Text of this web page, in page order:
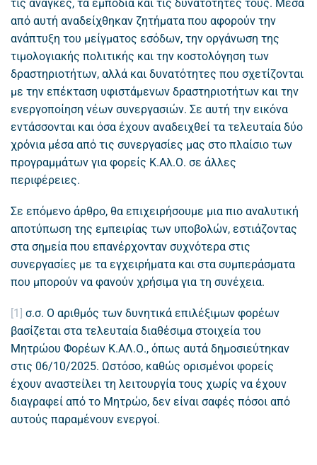
τις ανάγκες, τα εμπόδια και τις δυνατότητές τους. Μέσα
από αυτή αναδείχθηκαν ζητήματα που αφορούν την
ανάπτυξη του μείγματος εσόδων, την οργάνωση της
τιμολογιακής πολιτικής και την κοστολόγηση των
δραστηριοτήτων, αλλά και δυνατότητες που σχετίζονται
με την επέκταση υφιστάμενων δραστηριοτήτων και την
ενεργοποίηση νέων συνεργασιών. Σε αυτή την εικόνα
εντάσσονται και όσα έχουν αναδειχθεί τα τελευταία δύο
χρόνια μέσα από τις συνεργασίες μας στο πλαίσιο των
προγραμμάτων για φορείς Κ.Αλ.Ο. σε άλλες
περιφέρειες.
Σε επόμενο άρθρο, θα επιχειρήσουμε μια πιο αναλυτική
αποτύπωση της εμπειρίας των υποβολών, εστιάζοντας
στα σημεία που επανέρχονταν συχνότερα στις
συνεργασίες με τα εγχειρήματα και στα συμπεράσματα
που μπορούν να φανούν χρήσιμα για τη συνέχεια.
[1] σ.σ. Ο αριθμός των δυνητικά επιλέξιμων φορέων
βασίζεται στα τελευταία διαθέσιμα στοιχεία του
Μητρώου Φορέων Κ.ΑΛ.Ο., όπως αυτά δημοσιεύτηκαν
στις 06/10/2025. Ωστόσο, καθώς ορισμένοι φορείς
έχουν αναστείλει τη λειτουργία τους χωρίς να έχουν
διαγραφεί από το Μητρώο, δεν είναι σαφές πόσοι από
αυτούς παραμένουν ενεργοί.